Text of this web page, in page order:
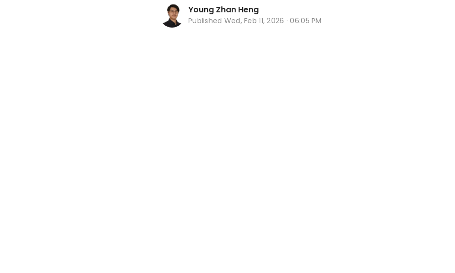
Young Zhan Heng
Published Wed, Feb 11, 2026 · 06:05 PM